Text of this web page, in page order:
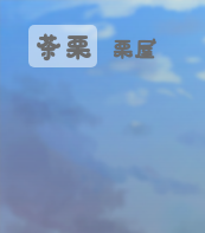
茶栗 栗屋